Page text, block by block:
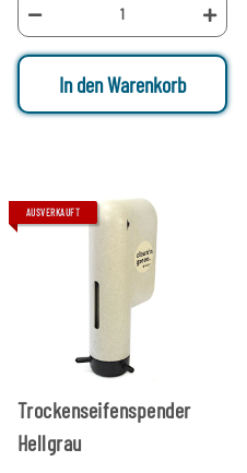
In den Warenkorb
AUSVERKAUFT
Trockenseifenspender
Hellgrau